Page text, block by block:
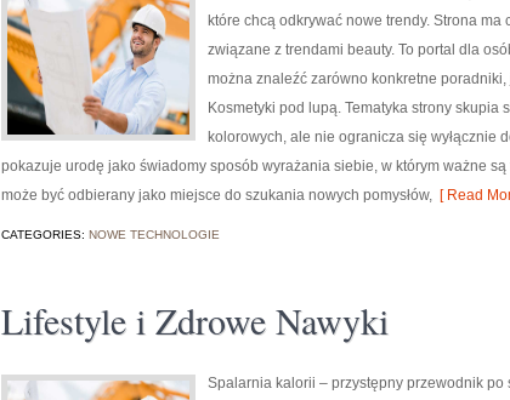
które chcą odkrywać nowe trendy. Strona
związane z trendami beauty. To portal dla
można znaleźć zarówno konkretne
Kosmetyki pod lupą. Tematyka strony skupia
kolorowych, ale nie ogranicza się wyłącznie
pokazuje urodę jako świadomy sposób wyrażania siebie, w którym ważne
może być odbierany jako miejsce do szukania nowych pomysłów, [ Read
CATEGORIES: NOWE TECHNOLOGIE
Lifestyle i Zdrowe Nawyki
Spalarnia kalorii – przystępny przewodnik